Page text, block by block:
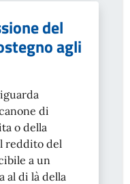
del
agli
di
o della
reddito del
a un
al di là della